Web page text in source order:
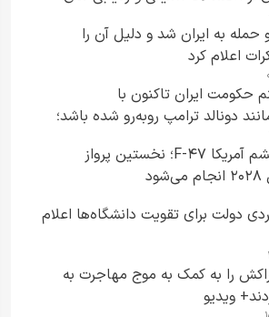
ترامپ مدعی لغو حمله به ایران شد و دلیل آن را
اعلام کرد
حکومت ایران تاکنون با
دونالد ترامپ روبه‌رو شده باشد؛
به اقدام می‌زند
جنگنده نسل ششم آمریکا F-۴۷؛ نخستین پرواز
دولت برای تقویت دانشگاه‌ها اعلام
را به کمک به موج مهاجرت به
ویدیو